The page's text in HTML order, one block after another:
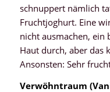
schnuppert nämlich
Fruchtjoghurt. Eine
nicht ausmachen, ein
Haut durch, aber das
Ansonsten: Sehr
Verwöhntraum